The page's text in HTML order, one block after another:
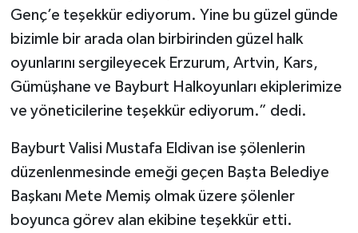
Genç’e teşekkür ediyorum. Yine bu güzel günde
bizimle bir arada olan birbirinden güzel halk
oyunlarını sergileyecek Erzurum, Artvin, Kars,
Gümüşhane ve Bayburt Halkoyunları ekiplerimize
ve yöneticilerine teşekkür ediyorum.” dedi.
Bayburt Valisi Mustafa Eldivan ise şölenlerin
düzenlenmesinde emeği geçen Başta Belediye
Başkanı Mete Memiş olmak üzere şölenler
boyunca görev alan ekibine teşekkür etti.